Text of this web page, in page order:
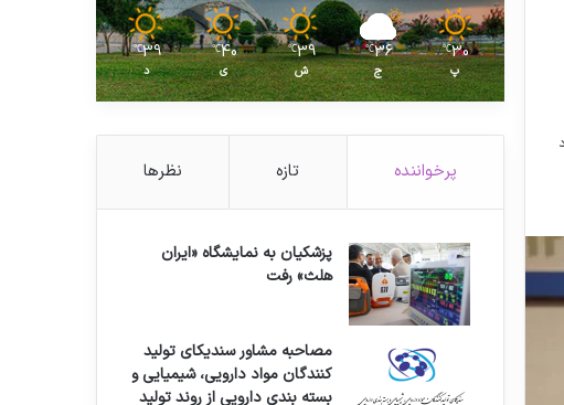
30
℃
پ
36
℃
ج
39
℃
ش
40
℃
ی
39
℃
د
پرخواننده تازه نظرها
پزشکیان به نمایشگاه «ایران
هلث» رفت
مصاحبه مشاور سندیکای تولید
کنندگان مواد دارویی، شیمیایی و
بسته بندی دارویی از روند تولید